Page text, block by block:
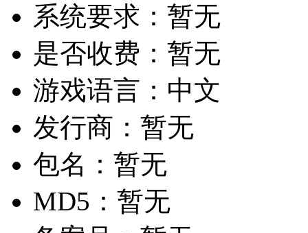
系统要求： 暂无
是否收费： 暂无
游戏语言： 中文
发行商： 暂无
包名： 暂无
MD5： 暂无